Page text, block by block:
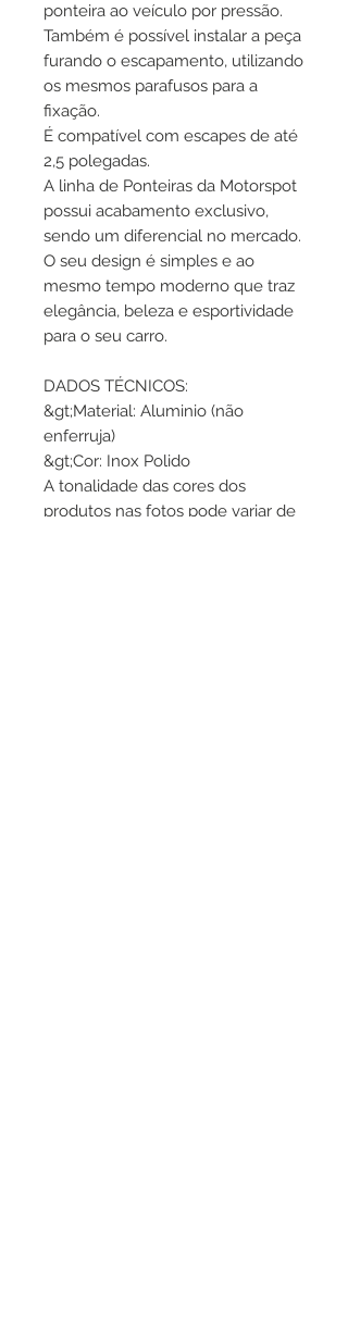
ponteira ao veículo por pressão.
Também é possível instalar a peça
furando o escapamento, utilizando
os mesmos parafusos para a
fixação.
É compatível com escapes de até
2,5 polegadas.
A linha de Ponteiras da Motorspot
possui acabamento exclusivo,
sendo um diferencial no mercado.
O seu design é simples e ao
mesmo tempo moderno que traz
elegância, beleza e esportividade
para o seu carro.
DADOS TÉCNICOS:
&gt;Material: Aluminio (não
enferruja)
&gt;Cor: Inox Polido
A tonalidade das cores dos
produtos nas fotos pode variar de